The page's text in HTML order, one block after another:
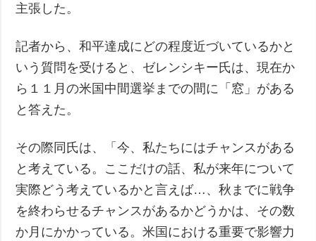
主張した。
記者から、和平達成にどの程度近づいているかと
いう質問を受けると、ゼレンシキー氏は、現在か
ら１１月の米国中間選挙までの間に「窓」がある
と答えた。
その際同氏は、「今、私たちにはチャンスがある
と考えている。ここだけの話、私が来年について
実際どう考えているかと言えば…、秋までに戦争
を終わらせるチャンスがあるかどうかは、その数
か月にかかっている。米国における重要で影響力